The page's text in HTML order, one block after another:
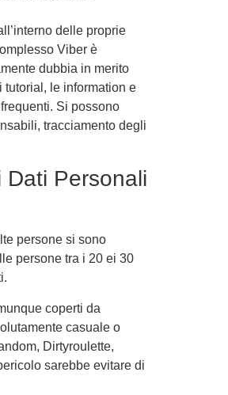
delle proprie
Viber è
dubbia in merito
tutorial, le information e
Si possono
tracciamento degli
Personali
persone si sono
persone tra i 20 ei 30
coperti da
casuale o
Dirtyroulette,
sarebbe evitare di